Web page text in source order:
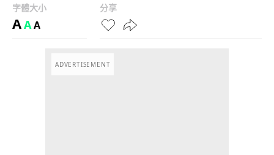
字體大小
AAA
分享
ADVERTISEMENT